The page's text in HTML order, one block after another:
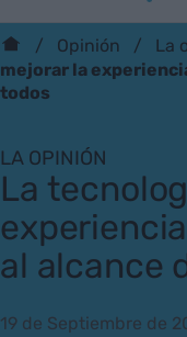
Opinión La
mejorar la
todos
LA OPINIÓN
La
al alcance
19 de Septiembre de